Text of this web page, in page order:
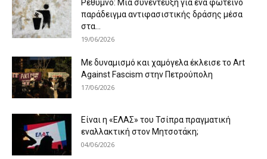
Ρέθυμνο: Μια συνέντευξη για ένα φωτεινό
παράδειγμα αντιφασιστικής δράσης μέσα
στα...
19/06/2026
Με δυναμισμό και χαμόγελα έκλεισε το Art
Against Fascism στην Πετρούπολη
17/06/2026
Είναι η «ΕΛΑΣ» του Τσίπρα πραγματική
εναλλακτική στον Μητσοτάκη;
04/06/2026